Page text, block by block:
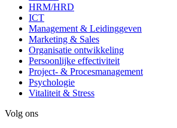
HRM/HRD
ICT
Management & Leidinggeven
Marketing & Sales
Organisatie ontwikkeling
Persoonlijke effectiviteit
Project- & Procesmanagement
Psychologie
Vitaliteit & Stress
Volg ons